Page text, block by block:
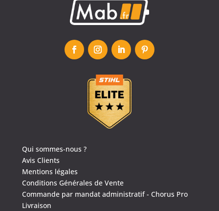
Qui sommes-nous ?
Avis Clients
Mentions légales
Conditions Générales de Vente
Commande par mandat administratif - Chorus Pro
Livraison